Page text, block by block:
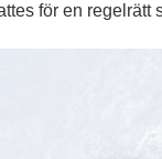
för en regelrätt